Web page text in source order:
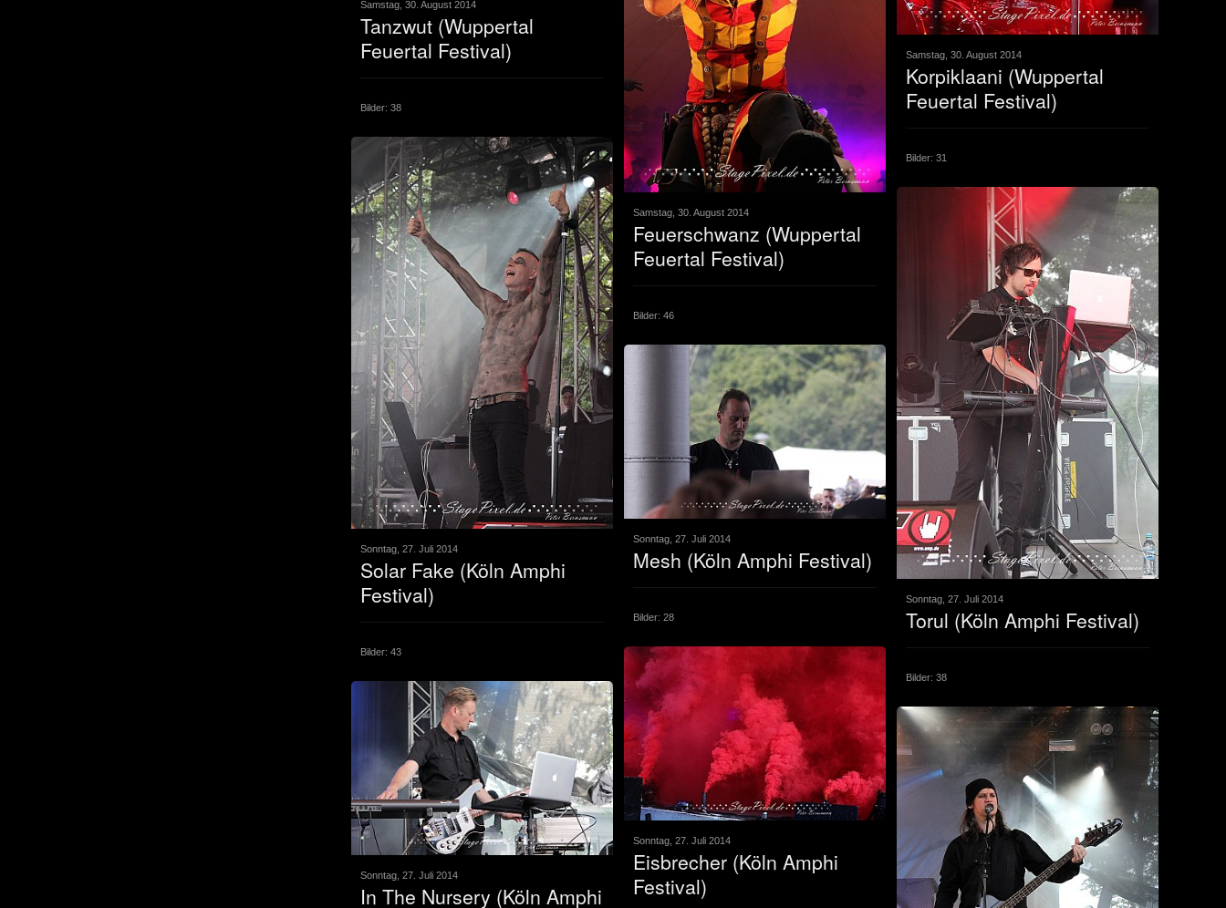
Samstag, 30. August 2014
Korpiklaani (Wuppertal
Feuertal Festival)
Bilder: 31
Samstag, 30. August 2014
Feuerschwanz (Wuppertal
Feuertal Festival)
Bilder: 46
Samstag, 30. August 2014
Tanzwut (Wuppertal
Feuertal Festival)
Bilder: 38
Sonntag, 27. Juli 2014
Solar Fake (Köln Amphi
Festival)
Bilder: 43
Sonntag, 27. Juli 2014
Torul (Köln Amphi Festival)
Bilder: 38
Sonntag, 27. Juli 2014
Mesh (Köln Amphi Festival)
Bilder: 28
Sonntag, 27. Juli 2014
Eisbrecher (Köln Amphi
Festival)
Sonntag, 27. Juli 2014
In The Nursery (Köln Amphi